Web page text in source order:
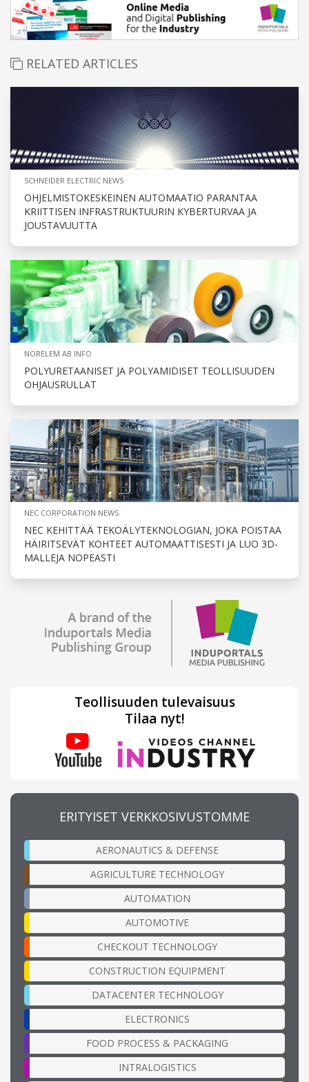
RELATED ARTICLES
SCHNEIDER ELECTRIC NEWS
OHJELMISTOKESKEINEN AUTOMAATIO PARANTAA
KRIITTISEN INFRASTRUKTUURIN KYBERTURVAA JA
JOUSTAVUUTTA
NORELEM AB INFO
POLYURETAANISET JA POLYAMIDISET TEOLLISUUDEN
OHJAUSRULLAT
NEC CORPORATION NEWS
NEC KEHITTÄÄ TEKOÄLYTEKNOLOGIAN, JOKA POISTAA
HÄIRITSEVÄT KOHTEET AUTOMAATTISESTI JA LUO 3D-
MALLEJA NOPEASTI
Teollisuuden tulevaisuus
Tilaa nyt!
ERITYISET VERKKOSIVUSTOMME
AERONAUTICS & DEFENSE
AGRICULTURE TECHNOLOGY
AUTOMATION
AUTOMOTIVE
CHECKOUT TECHNOLOGY
CONSTRUCTION EQUIPMENT
DATACENTER TECHNOLOGY
ELECTRONICS
FOOD PROCESS & PACKAGING
INTRALOGISTICS